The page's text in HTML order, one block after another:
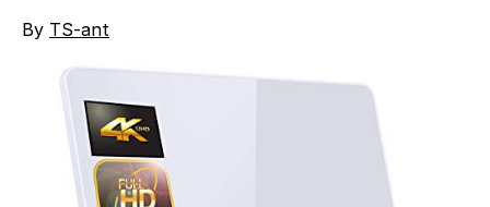
By TS-ant